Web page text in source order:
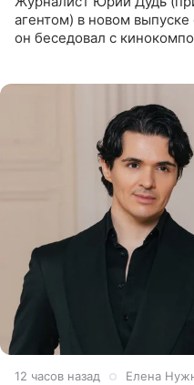
агентом) в новом выпуске
он беседовал с
12 часов назад Елена